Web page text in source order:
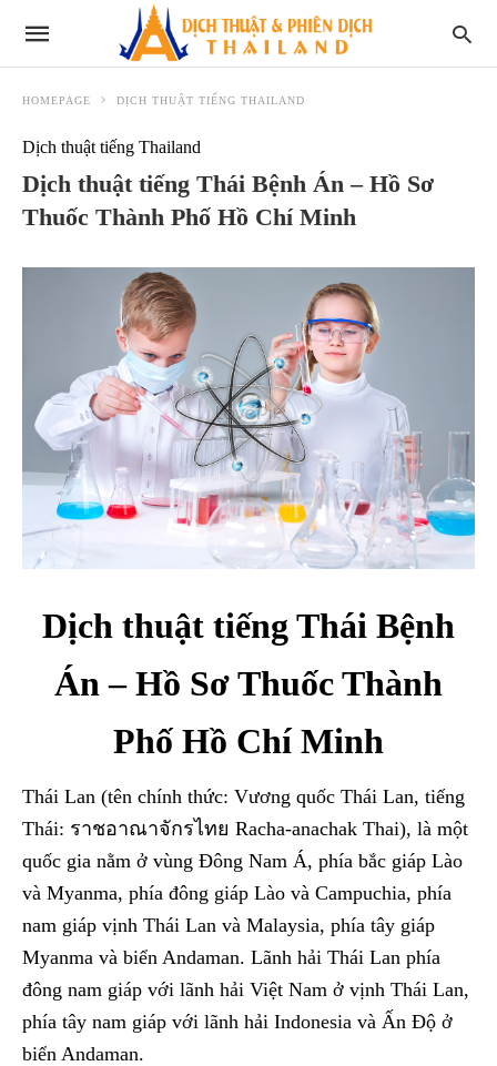
HOMEPAGE DỊCH THUẬT TIẾNG THAILAND
Dịch thuật tiếng Thailand
Dịch thuật tiếng Thái Bệnh Án – Hồ Sơ
Thuốc Thành Phố Hồ Chí Minh
Dịch thuật tiếng Thái Bệnh
Án – Hồ Sơ Thuốc Thành
Phố Hồ Chí Minh
Thái Lan (tên chính thức: Vương quốc Thái Lan, tiếng
Thái: ราชอาณาจักรไทย Racha-anachak Thai), là một
quốc gia nằm ở vùng Đông Nam Á, phía bắc giáp Lào
và Myanma, phía đông giáp Lào và Campuchia, phía
nam giáp vịnh Thái Lan và Malaysia, phía tây giáp
Myanma và biển Andaman. Lãnh hải Thái Lan phía
đông nam giáp với lãnh hải Việt Nam ở vịnh Thái Lan,
phía tây nam giáp với lãnh hải Indonesia và Ấn Độ ở
biển Andaman.